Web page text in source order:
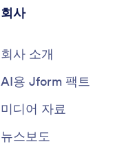
회사
회사 소개
AI용 Jform 팩트
미디어 자료
뉴스보도